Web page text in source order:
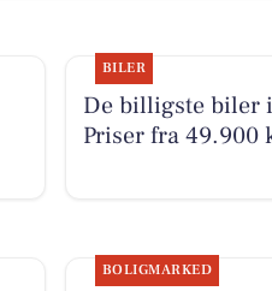
BILER
De billigste biler
Priser fra 49.900
BOLIGMARKED